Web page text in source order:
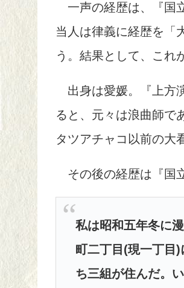
一声の経歴は、『国
当人は律義に経歴を「
う。結果として、これ
出身は愛媛。『上方
ると、元々は浪曲師で
タツアチャコ以前の大
その後の経歴は『国
私は昭和五年冬に
町二丁目(現一丁目
ち三組が住んだ。